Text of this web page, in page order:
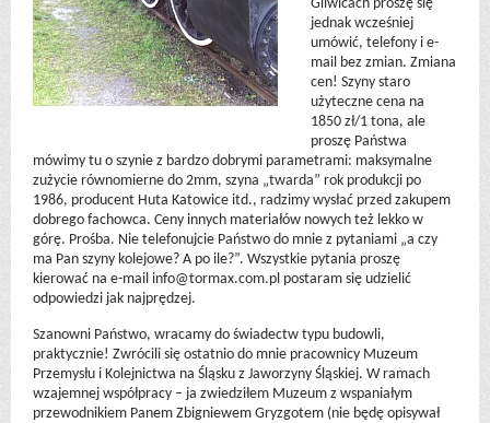
Gliwicach proszę się
jednak wcześniej
umówić, telefony i e-
mail bez zmian. Zmiana
cen! Szyny staro
użyteczne cena na
1850 zł/1 tona, ale
proszę Państwa
mówimy tu o szynie z bardzo dobrymi parametrami: maksymalne
zużycie równomierne do 2mm, szyna „twarda” rok produkcji po
1986, producent Huta Katowice itd., radzimy wysłać przed zakupem
dobrego fachowca. Ceny innych materiałów nowych też lekko w
górę. Prośba. Nie telefonujcie Państwo do mnie z pytaniami „a czy
ma Pan szyny kolejowe? A po ile?”. Wszystkie pytania proszę
kierować na e-mail info@tormax.com.pl postaram się udzielić
odpowiedzi jak najprędzej.
Szanowni Państwo, wracamy do świadectw typu budowli,
praktycznie! Zwrócili się ostatnio do mnie pracownicy Muzeum
Przemysłu i Kolejnictwa na Śląsku z Jaworzyny Śląskiej. W ramach
wzajemnej współpracy – ja zwiedziłem Muzeum z wspaniałym
przewodnikiem Panem Zbigniewem Gryzgotem (nie będę opisywał